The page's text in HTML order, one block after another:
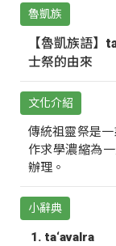
魯凱族
【魯凱族語】
士祭的由來
文化介紹
傳統祖靈祭是
作求學濃縮為
辦理。
小辭典
ta‘avalra